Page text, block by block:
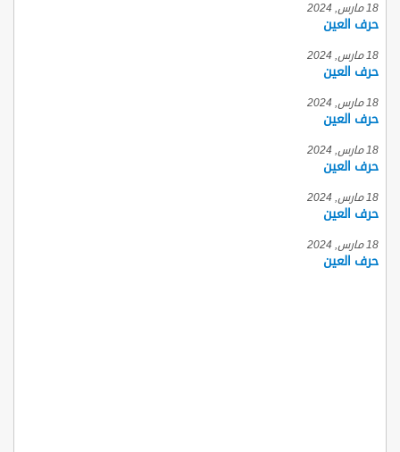
18 مارس, 2024
حرف العين
18 مارس, 2024
حرف العين
18 مارس, 2024
حرف العين
18 مارس, 2024
حرف العين
18 مارس, 2024
حرف العين
18 مارس, 2024
حرف العين